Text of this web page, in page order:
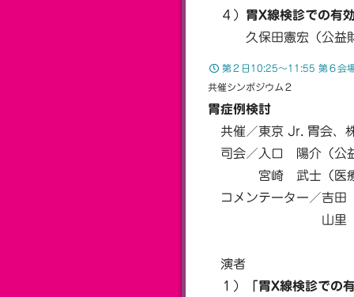
４） 胃X線検診での有
久保田憲宏（公益財
第２日10:25〜11:55 第６会
共催シンポジウム２
胃症例検討
共催／東京 Jr. 胃会、
司会／入口 陽介（公
宮崎 武士（医療法
コメンテーター／吉田
山里 哲郎（公
演者
１）
「胃X線検診で